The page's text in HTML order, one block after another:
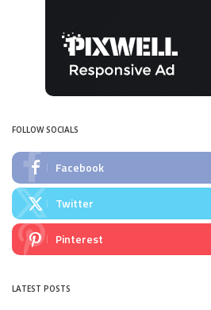
FOLLOW SOCIALS
Facebook
Twitter
Pinterest
LATEST POSTS